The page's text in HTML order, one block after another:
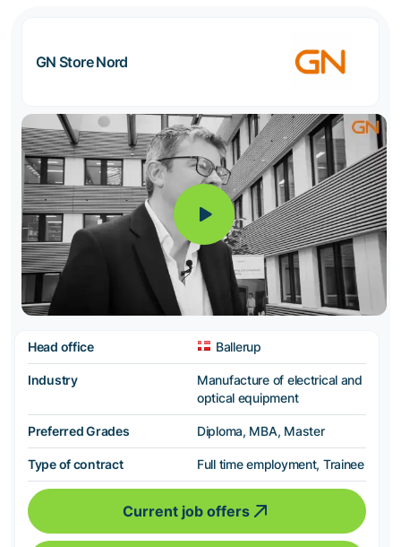
GN Store Nord
Head office Ballerup
Industry
Manufacture of electrical and
optical equipment
Preferred Grades Diploma, MBA, Master
Type of contract Full time employment, Trainee
Current job offers